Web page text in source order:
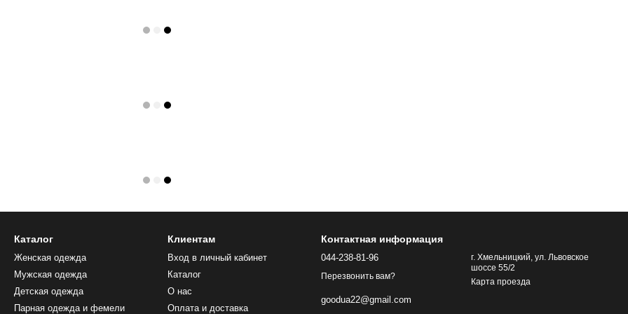
Каталог
Женская одежда
Мужская одежда
Детская одежда
Парная одежда и фемели
Клиентам
Вход в личный кабинет
Каталог
О нас
Оплата и доставка
Контактная информация
044-238-81-96
Перезвонить вам?
goodua22@gmail.com
г. Хмельницкий, ул. Львовское
шоссе 55/2
Карта проезда